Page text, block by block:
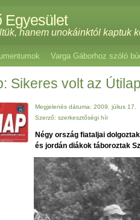
Egyesület
hanem unokáinktól kaptuk
Varga Gáborhoz szóló
Sikeres volt az
Megjelenés dátuma: 2009. július 17.
Szerző: szerkesztőségi hír
Négy ország fiataljai
és jordán diákok táboroztak